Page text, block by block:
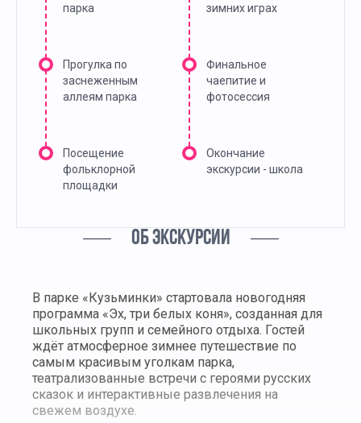
парка
Прогулка по
заснеженным
аллеям парка
Посещение
фольклорной
площадки
зимних играх
Финальное
чаепитие и
фотосессия
Окончание
экскурсии - школа
ОБ ЭКСКУРСИИ
В парке «Кузьминки» стартовала новогодняя
программа «Эх, три белых коня», созданная для
школьных групп и семейного отдыха. Гостей
ждёт атмосферное зимнее путешествие по
самым красивым уголкам парка,
театрализованные встречи с героями русских
сказок и интерактивные развлечения на
свежем воздухе.